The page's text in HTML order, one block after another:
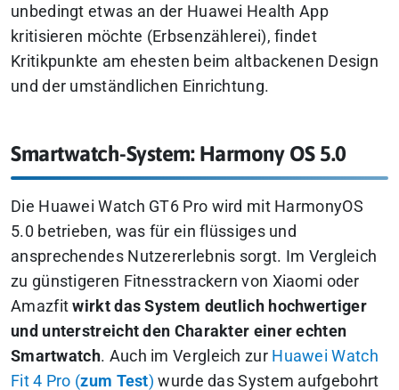
unbedingt etwas an der Huawei Health App
kritisieren möchte (Erbsenzählerei), findet
Kritikpunkte am ehesten beim altbackenen Design
und der umständlichen Einrichtung.
Smartwatch-System: Harmony OS 5.0
Die Huawei Watch GT6 Pro wird mit HarmonyOS
5.0 betrieben, was für ein flüssiges und
ansprechendes Nutzererlebnis sorgt. Im Vergleich
zu günstigeren Fitnesstrackern von Xiaomi oder
Amazfitwirkt das System deutlich hochwertiger
und unterstreicht den Charakter einer echten
Smartwatch. Auch im Vergleich zur Huawei Watch
Fit 4 Pro (zum Test) wurde das System aufgebohrt